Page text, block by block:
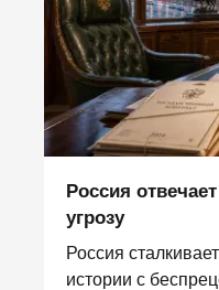
Россия
угрозу
Россия
истории с